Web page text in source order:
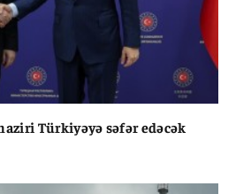
Türkiyəyə səfər edəcək